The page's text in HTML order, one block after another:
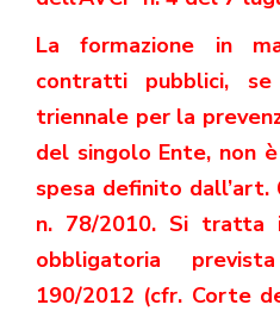
La formazione in
contratti pubblici,
triennale per la
del singolo Ente, non
spesa definito dall’art.
n. 78/2010. Si tratta
obbligatoria
190/2012 (cfr. Corte